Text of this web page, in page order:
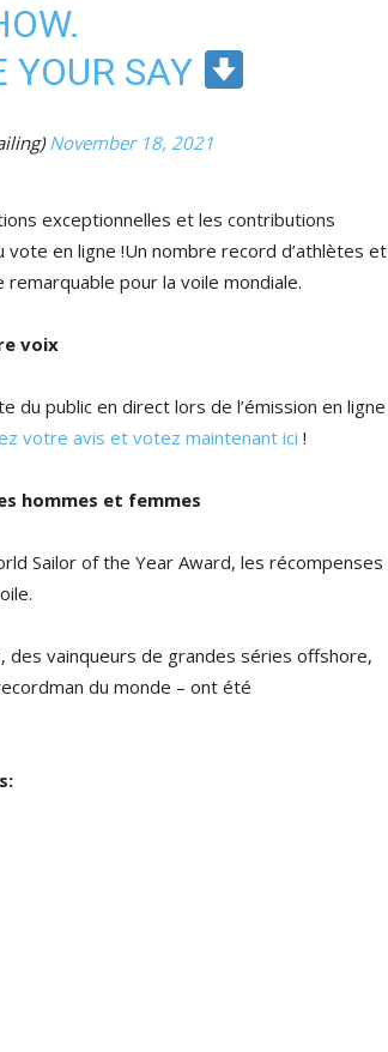
YOUR SAY
November 18, 2021
exceptionnelles et les contributions
en ligne !Un nombre record d’athlètes et
pour la voile mondiale.
voix
public en direct lors de l’émission en ligne
votre avis et votez maintenant ici !
hommes et femmes
Sailor of the Year Award, les récompenses
vainqueurs de grandes séries offshore,
du monde – ont été